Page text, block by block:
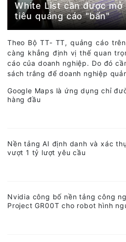
White List cần được
tiêu quảng cáo "bẩn"
Theo Bộ TT- TT, quảng cáo
càng khẳng định vị thế quan
cáo của doanh nghiệp. Do đó
sách trắng để doanh nghiệp
Google Maps là ứng dụng chỉ
hàng đầu
Nền tảng AI định danh và xác
vượt 1 tỷ lượt yêu cầu
Nvidia công bố nền tảng công
Project GR00T cho robot hình